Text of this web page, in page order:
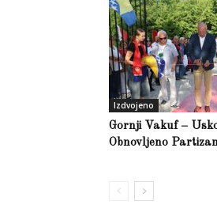
Izdvojeno
Gornji Vakuf –
Obnovljeno